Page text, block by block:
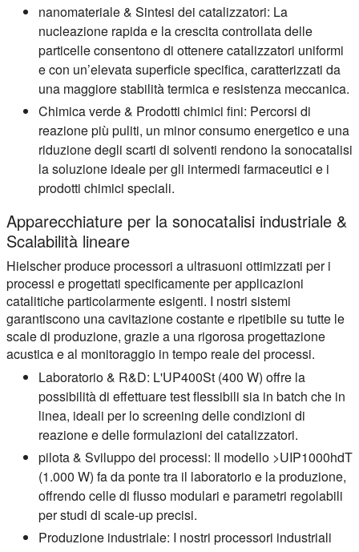
nanomateriale & Sintesi dei catalizzatori: La
nucleazione rapida e la crescita controllata delle
particelle consentono di ottenere catalizzatori uniformi
e con un’elevata superficie specifica, caratterizzati da
una maggiore stabilità termica e resistenza meccanica.
Chimica verde & Prodotti chimici fini: Percorsi di
reazione più puliti, un minor consumo energetico e una
riduzione degli scarti di solventi rendono la sonocatalisi
la soluzione ideale per gli intermedi farmaceutici e i
prodotti chimici speciali.
Apparecchiature per la sonocatalisi industriale &
Scalabilità lineare
Hielscher produce processori a ultrasuoni ottimizzati per i
processi e progettati specificamente per applicazioni
catalitiche particolarmente esigenti. I nostri sistemi
garantiscono una cavitazione costante e ripetibile su tutte le
scale di produzione, grazie a una rigorosa progettazione
acustica e al monitoraggio in tempo reale dei processi.
Laboratorio & R&D: L'UP400St (400 W) offre la
possibilità di effettuare test flessibili sia in batch che in
linea, ideali per lo screening delle condizioni di
reazione e delle formulazioni dei catalizzatori.
pilota & Sviluppo dei processi: Il modello >UIP1000hdT
(1.000 W) fa da ponte tra il laboratorio e la produzione,
offrendo celle di flusso modulari e parametri regolabili
per studi di scale-up precisi.
Produzione industriale: I nostri processori industriali